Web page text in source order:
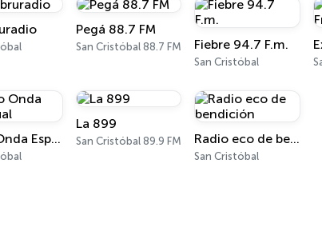
Pegá 88.7 FM
San Cristóbal 88.7 FM Fiebre 94.7 F.m.
San Cristóbal
Radio Onda Espiritual
La 899
San Cristóbal 89.9 FM Radio eco de bendición
San Cristóbal